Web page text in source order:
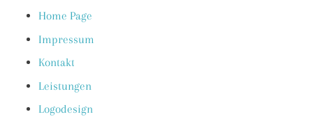
Home Page
Impressum
Kontakt
Leistungen
Logodesign